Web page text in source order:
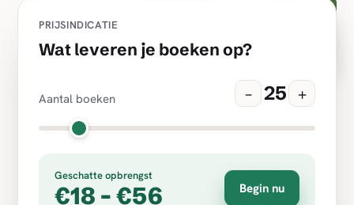
PRIJSINDICATIE
Wat leveren je boeken op?
Aantal boeken − 25 +
Geschatte opbrengst
€18 - €56 Begin nu